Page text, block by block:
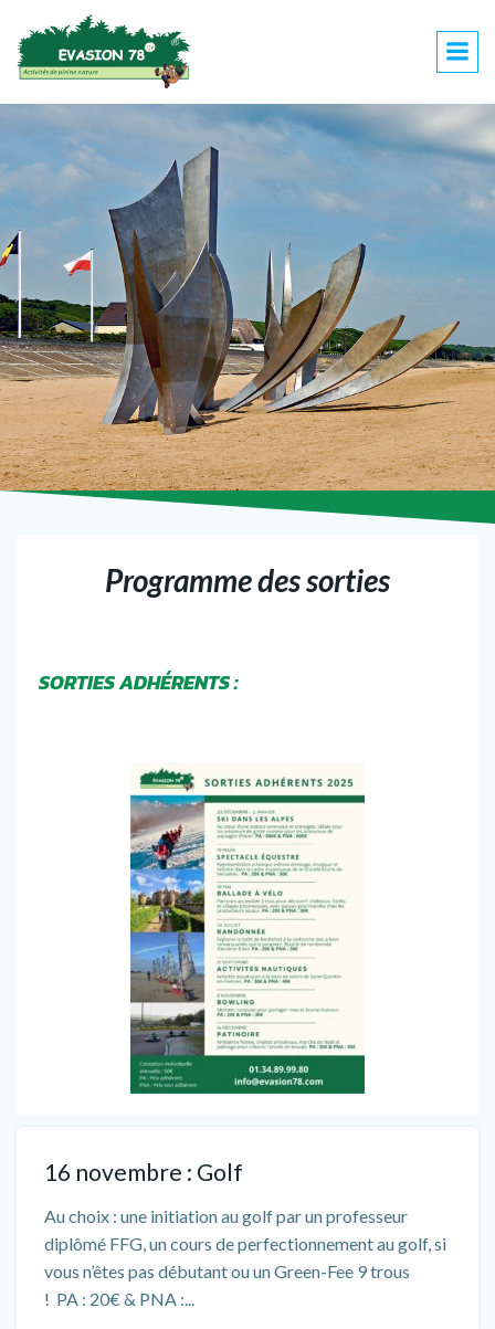
Programme des sorties
SORTIES ADHÉRENTS :
16 novembre : Golf
Au choix : une initiation au golf par un professeur
diplômé FFG, un cours de perfectionnement au golf, si
vous n’êtes pas débutant ou un Green-Fee 9 trous
! PA : 20€ & PNA :...